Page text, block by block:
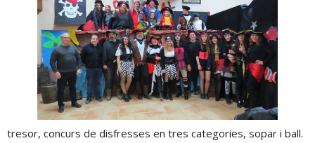
tresor, concurs de disfresses en tres categories, sopar i ball.